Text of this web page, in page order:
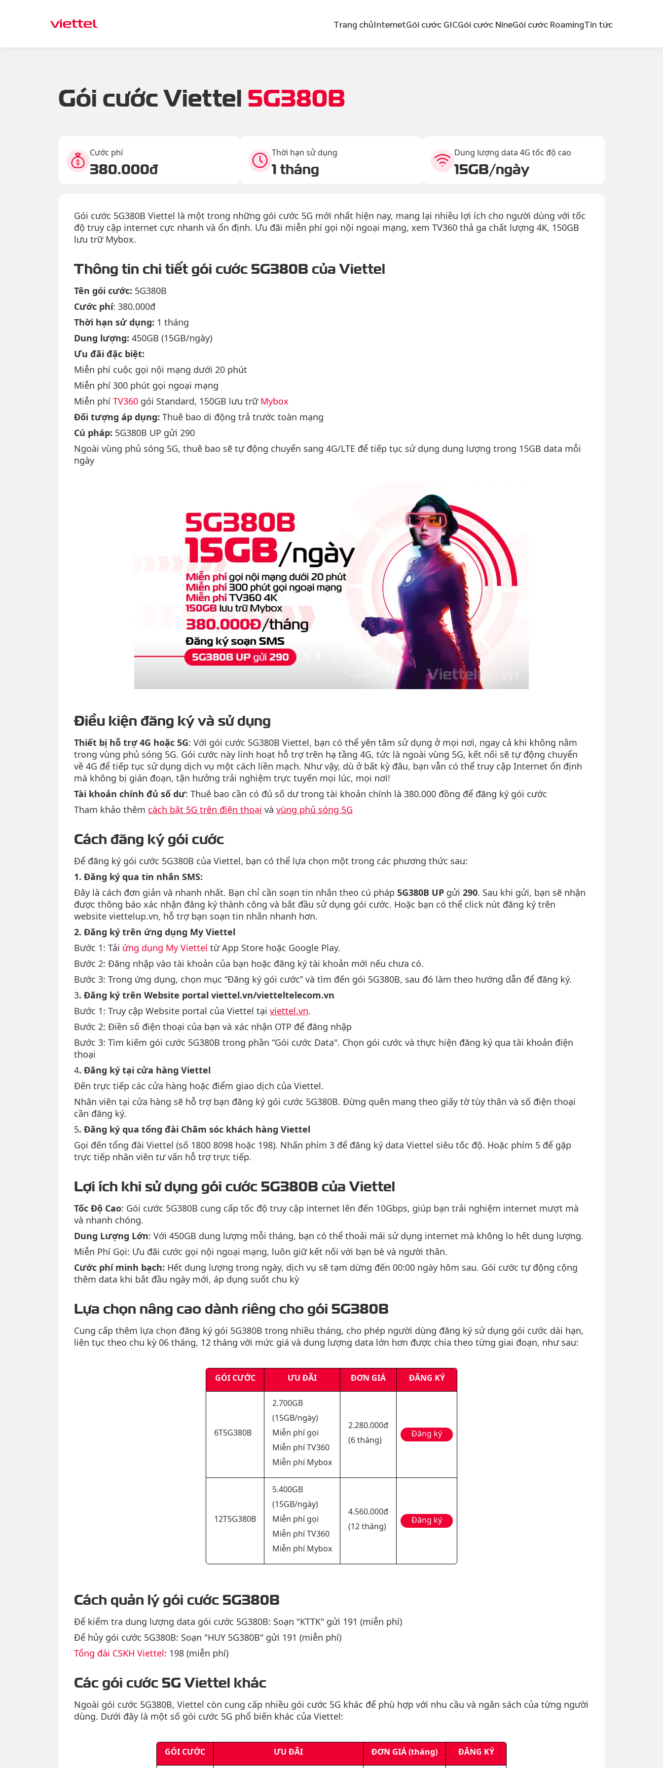
Trang chủInternetGói cước GICGói cước NineGói cước RoamingTin tức
Gói cước Viettel 5G380B
Cước phí
380.000đ
Thời hạn sử dụng
1 tháng
Dung lượng data 4G tốc độ cao
15GB/ngày
Gói cước 5G380B Viettel là một trong những gói cước 5G mới nhất hiện nay, mang lại nhiều lợi ích cho người dùng với tốc
độ truy cập internet cực nhanh và ổn định. Ưu đãi miễn phí gọi nội ngoại mạng, xem TV360 thả ga chất lượng 4K, 150GB
lưu trữ Mybox.
Thông tin chi tiết gói cước 5G380B của Viettel
Tên gói cước: 5G380B
Cước phí: 380.000đ
Thời hạn sử dụng: 1 tháng
Dung lượng: 450GB (15GB/ngày)
Ưu đãi đặc biệt:
Miễn phí cuộc gọi nội mạng dưới 20 phút
Miễn phí 300 phút gọi ngoại mạng
Miễn phí TV360 gói Standard, 150GB lưu trữ Mybox
Đối tượng áp dụng: Thuê bao di động trả trước toàn mạng
Cú pháp: 5G380B UP gửi 290
Ngoài vùng phủ sóng 5G, thuê bao sẽ tự động chuyển sang 4G/LTE để tiếp tục sử dụng dung lượng trong 15GB data mỗi
ngày
Điều kiện đăng ký và sử dụng
Thiết bị hỗ trợ 4G hoặc 5G: Với gói cước 5G380B Viettel, bạn có thể yên tâm sử dụng ở mọi nơi, ngay cả khi không nằm
trong vùng phủ sóng 5G. Gói cước này linh hoạt hỗ trợ trên hạ tầng 4G, tức là ngoài vùng 5G, kết nối sẽ tự động chuyển
về 4G để tiếp tục sử dụng dịch vụ một cách liền mạch. Như vậy, dù ở bất kỳ đâu, bạn vẫn có thể truy cập Internet ổn định
mà không bị gián đoạn, tận hưởng trải nghiệm trực tuyến mọi lúc, mọi nơi!
Tài khoản chính đủ số dư: Thuê bao cần có đủ số dư trong tài khoản chính là 380.000 đồng để đăng ký gói cước
Tham khảo thêm cách bật 5G trên điện thoại và vùng phủ sóng 5G
Cách đăng ký gói cước
Để đăng ký gói cước 5G380B của Viettel, bạn có thể lựa chọn một trong các phương thức sau:
1. Đăng ký qua tin nhắn SMS:
Đây là cách đơn giản và nhanh nhất. Bạn chỉ cần soạn tin nhắn theo cú pháp 5G380B UP gửi 290. Sau khi gửi, bạn sẽ nhận
được thông báo xác nhận đăng ký thành công và bắt đầu sử dụng gói cước. Hoặc bạn có thể click nút đăng ký trên
website viettelup.vn, hỗ trợ bạn soạn tin nhắn nhanh hơn.
2. Đăng ký trên ứng dụng My Viettel
Bước 1: Tải ứng dụng My Viettel từ App Store hoặc Google Play.
Bước 2: Đăng nhập vào tài khoản của bạn hoặc đăng ký tài khoản mới nếu chưa có.
Bước 3: Trong ứng dụng, chọn mục “Đăng ký gói cước” và tìm đến gói 5G380B, sau đó làm theo hướng dẫn để đăng ký.
3. Đăng ký trên Website portal viettel.vn/vietteltelecom.vn
Bước 1: Truy cập Website portal của Viettel tại viettel.vn.
Bước 2: Điền số điện thoại của bạn và xác nhận OTP để đăng nhập
Bước 3: Tìm kiếm gói cước 5G380B trong phần “Gói cước Data". Chọn gói cước và thực hiện đăng ký qua tài khoản điện
thoại
4. Đăng ký tại cửa hàng Viettel
Đến trực tiếp các cửa hàng hoặc điểm giao dịch của Viettel.
Nhân viên tại cửa hàng sẽ hỗ trợ bạn đăng ký gói cước 5G380B. Đừng quên mang theo giấy tờ tùy thân và số điện thoại
cần đăng ký.
5. Đăng ký qua tổng đài Chăm sóc khách hàng Viettel
Gọi đến tổng đài Viettel (số 1800 8098 hoặc 198). Nhấn phím 3 để đăng ký data Viettel siêu tốc độ. Hoặc phím 5 để gặp
trực tiếp nhân viên tư vấn hỗ trợ trực tiếp.
Lợi ích khi sử dụng gói cước 5G380B của Viettel
Tốc Độ Cao: Gói cước 5G380B cung cấp tốc độ truy cập internet lên đến 10Gbps, giúp bạn trải nghiệm internet mượt mà
và nhanh chóng.
Dung Lượng Lớn: Với 450GB dung lượng mỗi tháng, bạn có thể thoải mái sử dụng internet mà không lo hết dung lượng.
Miễn Phí Gọi: Ưu đãi cước gọi nội ngoại mạng, luôn giữ kết nối với bạn bè và người thân.
Cước phí minh bạch: Hết dung lượng trong ngày, dịch vụ sẽ tạm dừng đến 00:00 ngày hôm sau. Gói cước tự động cộng
thêm data khi bắt đầu ngày mới, áp dụng suốt chu kỳ
Lựa chọn nâng cao dành riêng cho gói 5G380B
Cung cấp thêm lựa chọn đăng ký gói 5G380B trong nhiều tháng, cho phép người dùng đăng ký sử dụng gói cước dài hạn,
liên tục theo chu kỳ 06 tháng, 12 tháng với mức giá và dung lượng data lớn hơn được chia theo từng giai đoạn, như sau:
GÓI CƯỚC ƯU ĐÃI ĐƠN GIÁ ĐĂNG KÝ
6T5G380B
2.700GB
(15GB/ngày)
Miễn phí gọi
Miễn phí TV360
Miễn phí Mybox
2.280.000đ
(6 tháng)
Đăng ký
12T5G380B
5.400GB
(15GB/ngày)
Miễn phí gọi
Miễn phí TV360
Miễn phí Mybox
4.560.000đ
(12 tháng)
Đăng ký
Cách quản lý gói cước 5G380B
Để kiểm tra dung lượng data gói cước 5G380B: Soạn "KTTK" gửi 191 (miễn phí)
Để hủy gói cước 5G380B: Soạn "HUY 5G380B" gửi 191 (miễn phí)
Tổng đài CSKH Viettel: 198 (miễn phí)
Các gói cước 5G Viettel khác
Ngoài gói cước 5G380B, Viettel còn cung cấp nhiều gói cước 5G khác để phù hợp với nhu cầu và ngân sách của từng người
dùng. Dưới đây là một số gói cước 5G phổ biến khác của Viettel:
GÓI CƯỚC ƯU ĐÃI ĐƠN GIÁ (tháng) ĐĂNG KÝ